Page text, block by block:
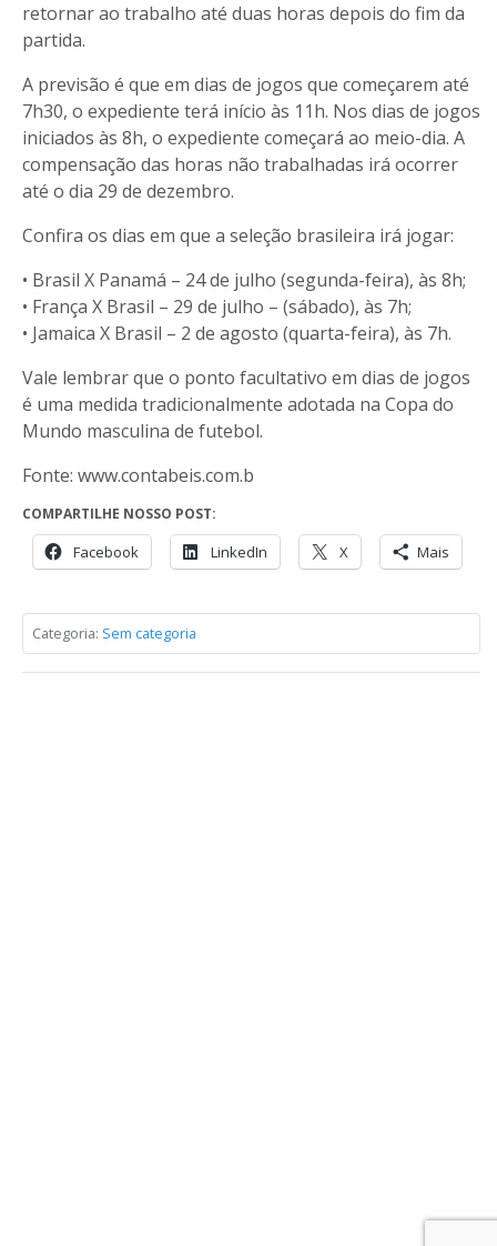
retornar ao trabalho até duas horas depois do fim da
partida.
A previsão é que em dias de jogos que começarem até
7h30, o expediente terá início às 11h. Nos dias de jogos
iniciados às 8h, o expediente começará ao meio-dia. A
compensação das horas não trabalhadas irá ocorrer
até o dia 29 de dezembro.
Confira os dias em que a seleção brasileira irá jogar:
• Brasil X Panamá – 24 de julho (segunda-feira), às 8h;
• França X Brasil – 29 de julho – (sábado), às 7h;
• Jamaica X Brasil – 2 de agosto (quarta-feira), às 7h.
Vale lembrar que o ponto facultativo em dias de jogos
é uma medida tradicionalmente adotada na Copa do
Mundo masculina de futebol.
Fonte: www.contabeis.com.b
COMPARTILHE NOSSO POST:
Facebook LinkedIn X Mais
Categoria: Sem categoria